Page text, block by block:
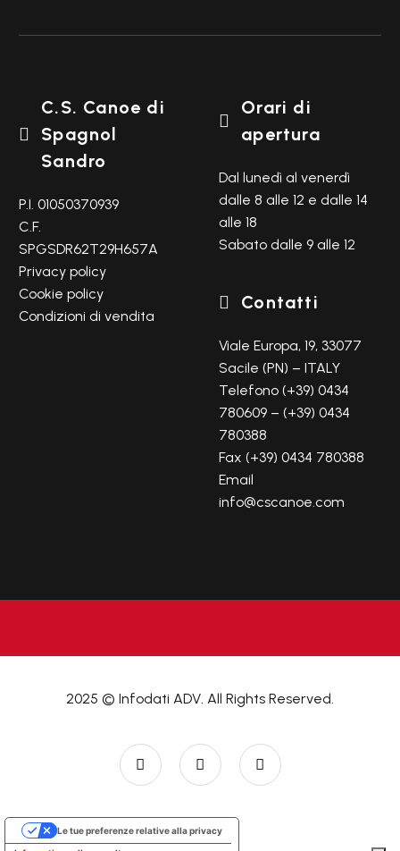

C.S. Canoe di
Spagnol
Sandro
P.I. 01050370939
C.F.
SPGSDR62T29H657A
Privacy policy
Cookie policy
Condizioni di vendita

Orari di
apertura
Dal lunedì al venerdì
dalle 8 alle 12 e dalle 14
alle 18
Sabato dalle 9 alle 12
 Contatti
Viale Europa, 19, 33077
Sacile (PN) – ITALY
Telefono (+39) 0434
780609 – (+39) 0434
780388
Fax (+39) 0434 780388
Email
info@cscanoe.com
2025 © Infodati ADV. All Rights Reserved.
Le tue preferenze relative alla privacy